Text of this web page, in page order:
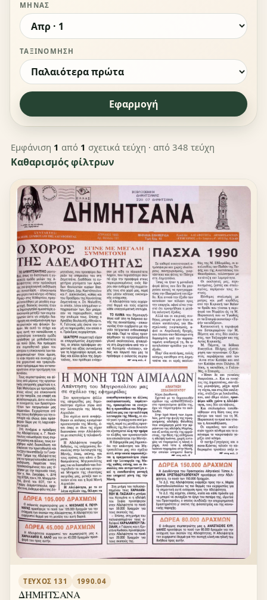
ΜΉΝΑΣ
ΤΑΞΙΝΌΜΗΣΗ
Εφαρμογή
Εμφάνιση 1 από 1 σχετικά τεύχη · από 348 τεύχη
Καθαρισμός φίλτρων
ΤΕΎΧΟΣ 131 1990.04
ΔΗΜΗΤΣΑΝΑ